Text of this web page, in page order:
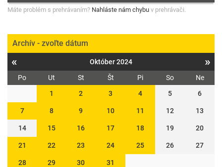
Máte problém s prehrávaním? Nahláste nám chybu v prehrávači.
Archív - zvoľte dátum
« Október 2024 »
Po Ut St Št Pi So
Ne
1
2 3 4 5 6
7 8 9 10 11 12 13
14 15 16 17 18 19 20
21 22 23 24 25 26 27
28 29 30 31